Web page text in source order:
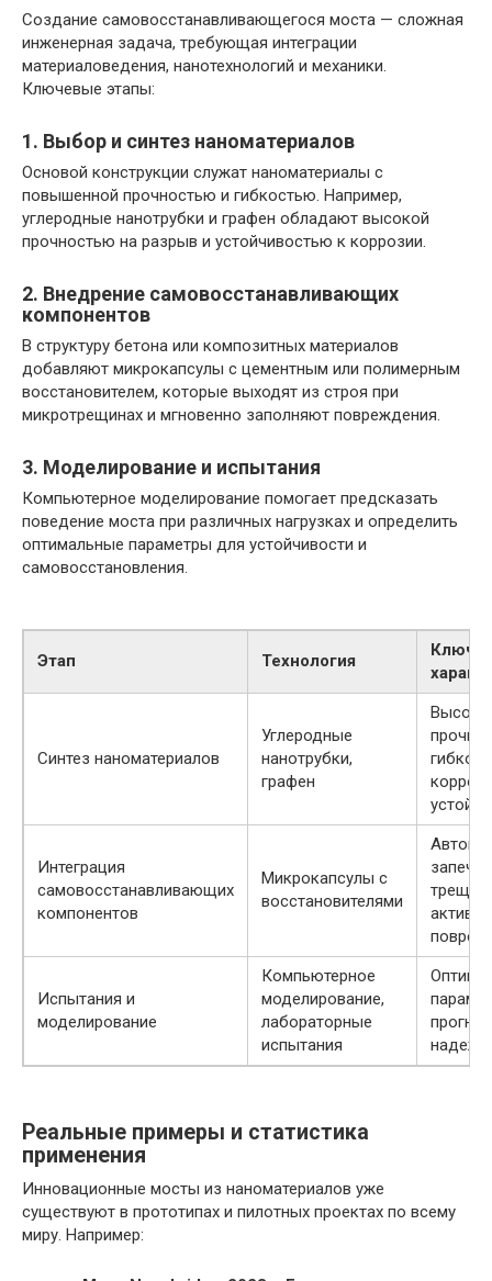
Создание самовосстанавливающегося моста — сложная
инженерная задача, требующая интеграции
материаловедения, нанотехнологий и механики.
Ключевые этапы:
1. Выбор и синтез наноматериалов
Основой конструкции служат наноматериалы с
повышенной прочностью и гибкостью. Например,
углеродные нанотрубки и графен обладают высокой
прочностью на разрыв и устойчивостью к коррозии.
2. Внедрение самовосстанавливающих
компонентов
В структуру бетона или композитных материалов
добавляют микрокапсулы с цементным или полимерным
восстановителем, которые выходят из строя при
микротрещинах и мгновенно заполняют повреждения.
3. Моделирование и испытания
Компьютерное моделирование помогает предсказать
поведение моста при различных нагрузках и определить
оптимальные параметры для устойчивости и
самовосстановления.
Этап Технология
Синтез наноматериалов
Углеродные
нанотрубки,
графен
Интеграция
самовосстанавливающих
компонентов
Микрокапсулы с
восстановителями
трещин,
Испытания и
моделирование
Компьютерное
моделирование,
лабораторные
испытания
прогноз
Реальные примеры и статистика
применения
Инновационные мосты из наноматериалов уже
существуют в прототипах и пилотных проектах по всему
миру. Например: